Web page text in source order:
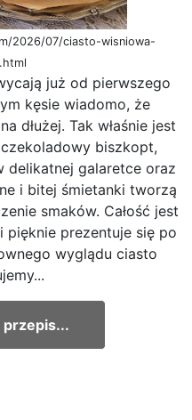
2026/07/ciasto-wisniowa-
już od pierwszego
kęsie wiadomo, że
dłużej. Tak właśnie jest
biszkopt,
delikatnej galaretce oraz
i bitej śmietanki tworzą
smaków. Całość jest
pięknie prezentuje się po
wyglądu ciasto
przepis...